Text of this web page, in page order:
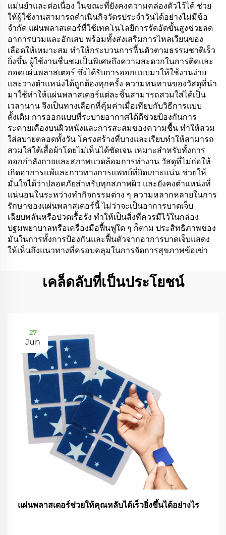
แม่นยำและต่อเนื่อง ในขณะที่ยังคงความคล่องตัวไว้ได้ ช่วย
ให้ผู้ใช้งานสามารถดำเนินกิจวัตรประจำวันได้อย่างไม่มีข้อ
จำกัด แผ่นพลาสเตอร์ที่ใช้เทคโนโลยีการรัดอัดขั้นสูงช่วยลด
อาการบวมและอักเสบ พร้อมทั้งส่งเสริมการไหลเวียนของ
เลือดให้เหมาะสม ทำให้กระบวนการฟื้นตัวตามธรรมชาติเร็ว
ยิ่งขึ้น ผู้ใช้งานชื่นชมเป็นพิเศษถึงความสะดวกในการติดและ
ถอดแผ่นพลาสเตอร์ ซึ่งได้รับการออกแบบมาให้ใช้งานง่าย
และวางตำแหน่งได้ถูกต้องทุกครั้ง ความทนทานของวัสดุที่นำ
มาใช้ทำให้แผ่นพลาสเตอร์แต่ละชิ้นสามารถสวมใส่ได้เป็น
เวลานาน จึงเป็นทางเลือกที่คุ้มค่าเมื่อเทียบกับวิธีการแบบ
ดั้งเดิม การออกแบบที่ระบายอากาศได้ดีช่วยป้องกันการ
ระคายเคืองบนผิวหนังและการสะสมของความชื้น ทำให้สวม
ใส่สบายตลอดทั้งวัน โครงสร้างที่บางและเรียบทำให้สามารถ
สวมใส่ใต้เสื้อผ้าโดยไม่เห็นได้ชัดเจน เหมาะสำหรับทั้งการ
ออกกำลังกายและสภาพแวดล้อมการทำงาน วัสดุที่ไม่ก่อให้
เกิดอาการแพ้และกาวทางการแพทย์ที่ยึดเกาะแน่น ช่วยให้
มั่นใจได้ว่าปลอดภัยสำหรับทุกสภาพผิว และยังคงตำแหน่งที่
แน่นอนในระหว่างทำกิจกรรมต่าง ๆ ความหลากหลายในการ
รักษาของแผ่นพลาสเตอร์นี้ ไม่ว่าจะเป็นอาการบาดเจ็บ
เฉียบพลันหรือปวดเรื้อรัง ทำให้เป็นสิ่งที่ควรมีไว้ในกล่อง
ปฐมพยาบาลหรือเครื่องมือฟื้นฟูใด ๆ ก็ตาม ประสิทธิภาพของ
มันในการทั้งการป้องกันและฟื้นตัวจากอาการบาดเจ็บแสดง
ให้เห็นถึงแนวทางที่ครอบคลุมในการจัดการสุขภาพข้อเข่า
เคล็ดลับที่เป็นประโยชน์
27
Jun
แผ่นพลาสเตอร์ช่วยให้คุณหลับได้เร็วยิ่งขึ้นได้อย่างไร